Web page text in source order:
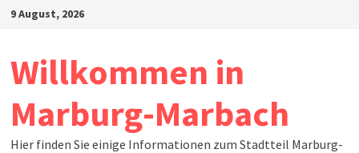
Zum9 August, 2026
Willkommen in
Marburg-Marbach
Hier finden Sie einige Informationen zum Stadtteil Marburg-